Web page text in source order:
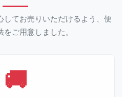
してお売りいただけるよう、便
ご用意しました。